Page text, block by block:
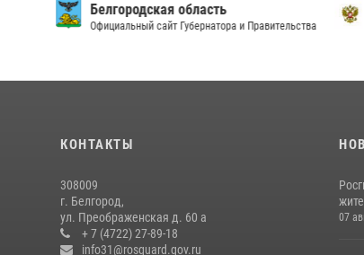
Белгородская область
Официальный сайт Губернатора и Правительства
КОНТАКТЫ
308009
г. Белгород,
ул. Преображенская д. 60 а
+ 7 (4722) 27-89-18
info31@rosguard.gov.ru
07